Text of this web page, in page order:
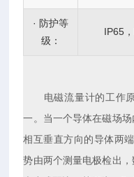
· 防护等
级：
IP65
电磁流量计的工作原
一。当一个导体在磁场
相互垂直方向的导体两
势由两个测量电极检出